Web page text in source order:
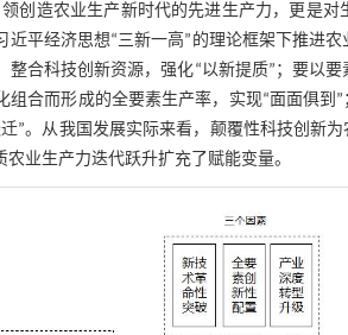
创造农业生产新时代的先进生产力，更是
平经济思想“三新一高”的理论框架下推进
合科技创新资源，强化“以新提质”；要以
合而形成的全要素生产率，实现“面面俱到
”。从我国发展实际来看，颠覆性科技创新
业生产力迭代跃升扩充了赋能变量。